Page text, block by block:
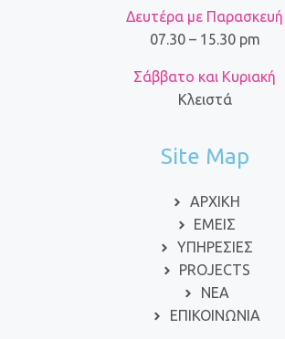
Δευτέρα με Παρασκευή
07.30 – 15.30 pm
Σάββατο και Κυριακή
Κλειστά
Site Map
ΑΡΧΙΚΗ
ΕΜΕΙΣ
ΥΠΗΡΕΣΙΕΣ
PROJECTS
ΝΕΑ
ΕΠΙΚΟΙΝΩΝΙΑ